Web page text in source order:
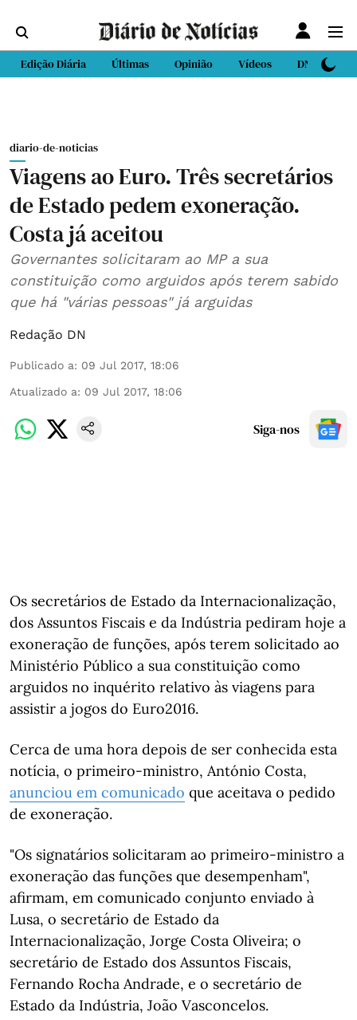
Edição Diária Últimas Opinião Vídeos DN Sport
diario-de-noticias
Viagens ao Euro. Três secretários
de Estado pedem exoneração.
Costa já aceitou
Governantes solicitaram ao MP a sua
constituição como arguidos após terem sabido
que há "várias pessoas" já arguidas
Redação DN
Publicado a: 09 Jul 2017, 18:06
Atualizado a: 09 Jul 2017, 18:06
Siga-nos
Os secretários de Estado da Internacionalização,
dos Assuntos Fiscais e da Indústria pediram hoje a
exoneração de funções, após terem solicitado ao
Ministério Público a sua constituição como
arguidos no inquérito relativo às viagens para
assistir a jogos do Euro2016.
Cerca de uma hora depois de ser conhecida esta
notícia, o primeiro-ministro, António Costa,
anunciou em comunicado que aceitava o pedido
de exoneração.
"Os signatários solicitaram ao primeiro-ministro a
exoneração das funções que desempenham",
afirmam, em comunicado conjunto enviado à
Lusa, o secretário de Estado da
Internacionalização, Jorge Costa Oliveira; o
secretário de Estado dos Assuntos Fiscais,
Fernando Rocha Andrade, e o secretário de
Estado da Indústria, João Vasconcelos.